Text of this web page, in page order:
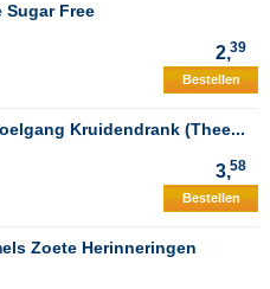
Free
2,39
Bestellen
Kruidendrank (Thee...
3,58
Bestellen
Zoete Herinneringen